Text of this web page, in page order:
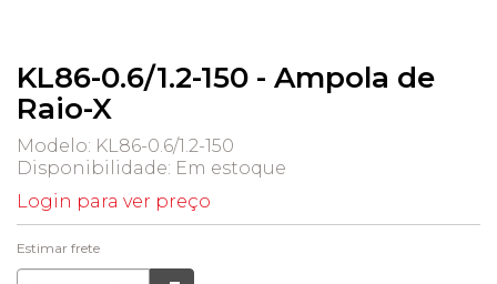
KL86-0.6/1.2-150 - Ampola de
Raio-X
Modelo: KL86-0.6/1.2-150
Disponibilidade: Em estoque
Login para ver preço
Estimar frete